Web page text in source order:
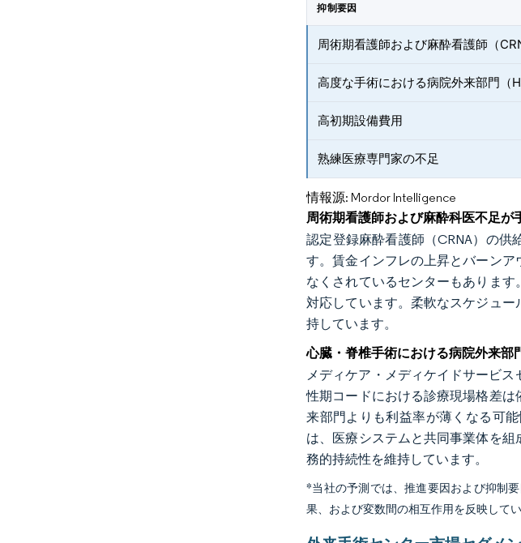
抑制要因
周術期看護師および麻酔看護師（
高度な手術における病院外来部門（
高初期設備費用
熟練医療専門家の不足
情報源: Mordor Intelligence
周術期看護師および麻酔科医不足が
認定登録麻酔看護師（CRNA）の供
す。賃金インフレの上昇とバーン
なくされているセンターもありま
対応しています。柔軟なスケジュ
持しています。
心臓・脊椎手術における病院外来
メディケア・メディケイドサービス
性期コードにおける診療現場格差
来部門よりも利益率が薄くなる可
は、医療システムと共同事業体を
務的持続性を維持しています。
*当社の予測では、推進要因および抑制
果、および変数間の相互作用を反映してい